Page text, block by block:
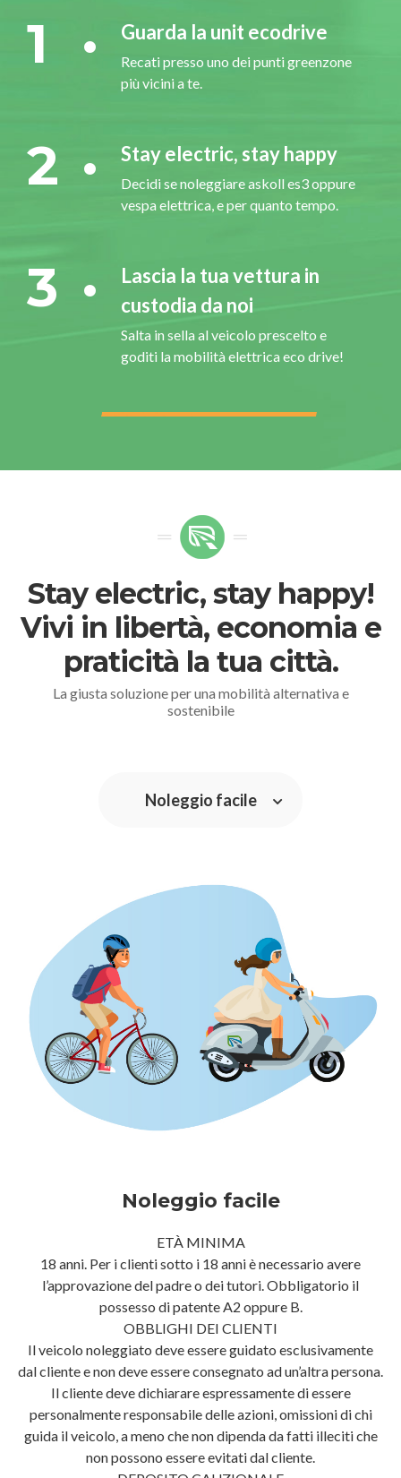
1 Guarda la unit ecodrive
Recati presso uno dei punti greenzone
più vicini a te.
2 Stay electric, stay happy
Decidi se noleggiare askoll es3 oppure
vespa elettrica, e per quanto tempo.
3
Lascia la tua vettura in
custodia da noi
Salta in sella al veicolo prescelto e
goditi la mobilità elettrica eco drive!
Stay electric, stay happy!
Vivi in libertà, economia e
praticità la tua città.
La giusta soluzione per una mobilità alternativa e
sostenibile
Noleggio facile
Noleggio facile
ETÀ MINIMA
18 anni. Per i clienti sotto i 18 anni è necessario avere
l’approvazione del padre o dei tutori. Obbligatorio il
possesso di patente A2 oppure B.
OBBLIGHI DEI CLIENTI
Il veicolo noleggiato deve essere guidato esclusivamente
dal cliente e non deve essere consegnato ad un’altra persona.
Il cliente deve dichiarare espressamente di essere
personalmente responsabile delle azioni, omissioni di chi
guida il veicolo, a meno che non dipenda da fatti illeciti che
non possono essere evitati dal cliente.